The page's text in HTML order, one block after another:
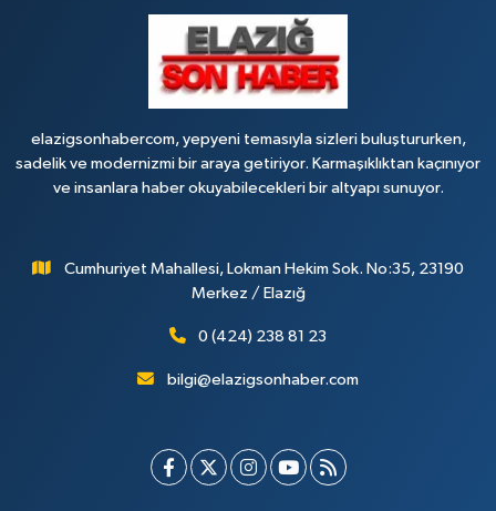
elazigsonhabercom, yepyeni temasıyla sizleri buluştururken,
sadelik ve modernizmi bir araya getiriyor. Karmaşıklıktan kaçınıyor
ve insanlara haber okuyabilecekleri bir altyapı sunuyor.
Cumhuriyet Mahallesi, Lokman Hekim Sok. No:35, 23190
Merkez / Elazığ
0 (424) 238 81 23
bilgi@elazigsonhaber.com